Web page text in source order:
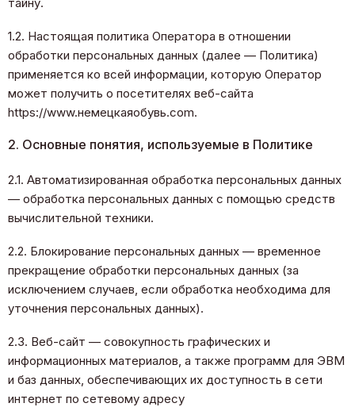
1.2. Настоящая политика Оператора в отношении
обработки персональных данных (далее — Политика)
применяется ко всей информации, которую Оператор
может получить о посетителях веб-сайта
https://www.немецкаяобувь.com.
2. Основные понятия, используемые в Политике
2.1. Автоматизированная обработка персональных данных
— обработка персональных данных с помощью средств
вычислительной техники.
2.2. Блокирование персональных данных — временное
прекращение обработки персональных данных (за
исключением случаев, если обработка необходима для
уточнения персональных данных).
2.3. Веб-сайт — совокупность графических и
информационных материалов, а также программ для ЭВМ
и баз данных, обеспечивающих их доступность в сети
интернет по сетевому адресу